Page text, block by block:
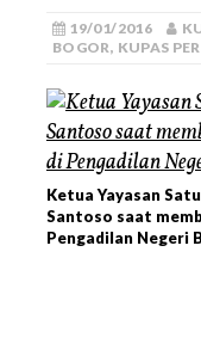
19/01/2016
BOGOR, KUPAS
Ketua Yayasan
Santoso saat
Pengadilan Negeri